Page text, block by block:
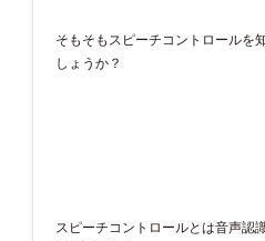
そもそもスピーチコントロールを
しょうか？
スピーチコントロールとは音声認